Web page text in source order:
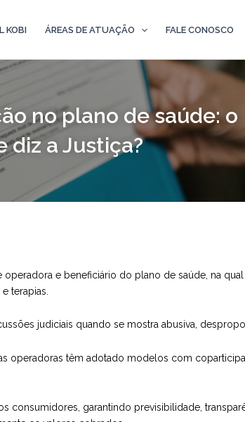
KOBI ÁREAS DE ATUAÇÃO FALE CONOSCO
no plano de saúde: o
diz a Justiça?
e beneficiário do plano de saúde, na
terapias.
judiciais quando se mostra abusiva,
operadoras têm adotado modelos com
consumidores, garantindo previsibilidade,